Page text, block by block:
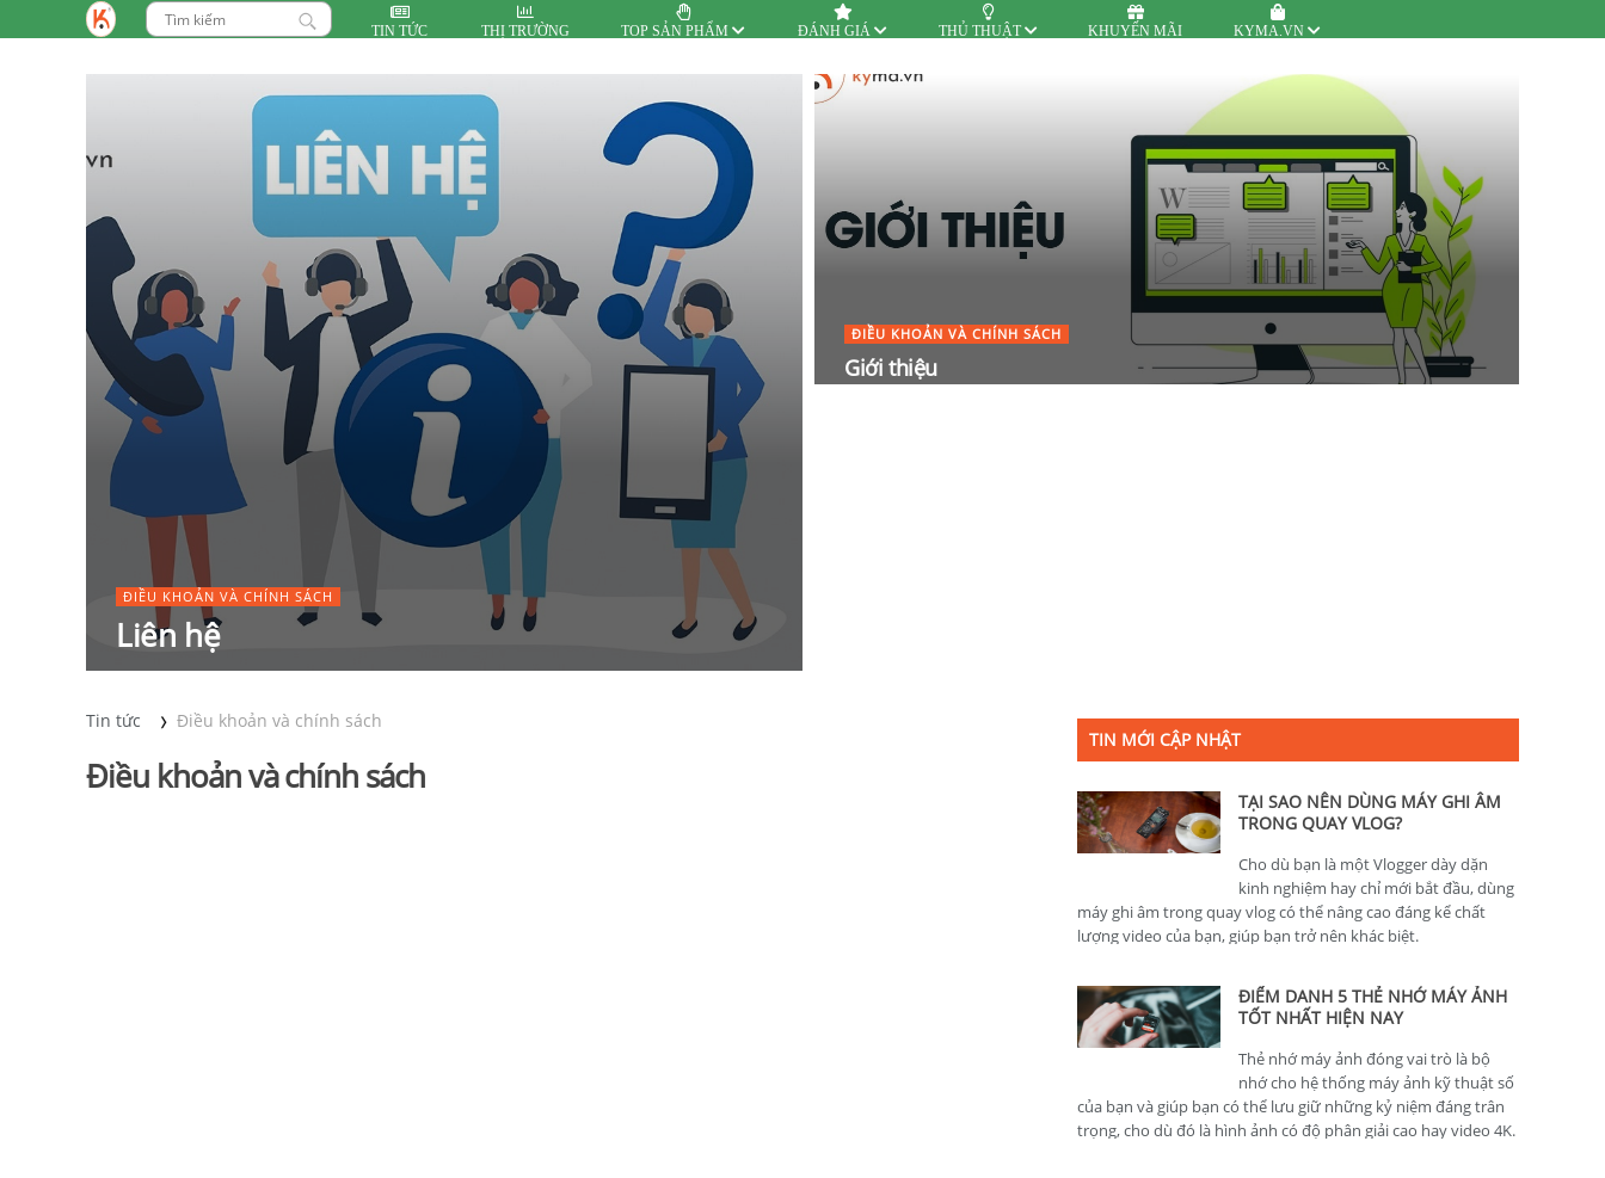
TIN TỨC THỊ TRƯỜNG TOP SẢN PHẨM ĐÁNH GIÁ THỦ THUẬT KHUYẾN MÃI KYMA.VN
ĐIỀU KHOẢN VÀ CHÍNH SÁCH
Liên hệ
ĐIỀU KHOẢN VÀ CHÍNH SÁCH
Giới thiệu
Tin tức Điều khoản và chính sách
Điều khoản và chính sách
TIN MỚI CẬP NHẬT
TẠI SAO NÊN DÙNG MÁY GHI ÂM
TRONG QUAY VLOG?
Cho dù bạn là một Vlogger dày dặn
kinh nghiệm hay chỉ mới bắt đầu, dùng
máy ghi âm trong quay vlog có thể nâng cao đáng kể chất
lượng video của bạn, giúp bạn trở nên khác biệt.
ĐIỂM DANH 5 THẺ NHỚ MÁY ẢNH
TỐT NHẤT HIỆN NAY
Thẻ nhớ máy ảnh đóng vai trò là bộ
nhớ cho hệ thống máy ảnh kỹ thuật số
của bạn và giúp bạn có thể lưu giữ những kỷ niệm đáng trân
trọng, cho dù đó là hình ảnh có độ phân giải cao hay video 4K.